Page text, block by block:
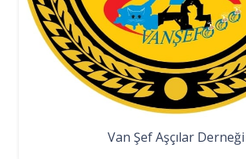
Van Şef Aşçılar Derneği